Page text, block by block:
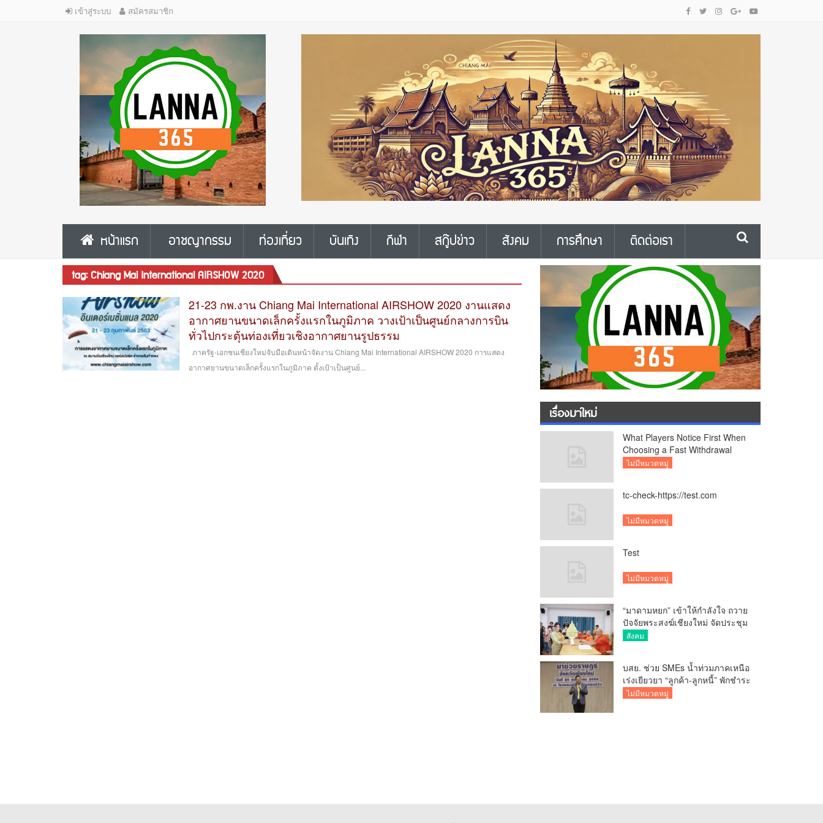
เข้าสู่ระบบ สมัครสมาชิก
หน้าแรก อาชญากรรม ท่องเที่ยว บันเทิง กีฬา สกู๊ปข่าว สังคม การศึกษา ติดต่อเรา
tag: Chiang Mai International AIRSHOW 2020
21-23 กพ.งาน Chiang Mai International AIRSHOW 2020 งานแสดง
อากาศยานขนาดเล็กครั้งแรกในภูมิภาค วางเป้าเป็นศูนย์กลางการบิน
ทั่วไปกระตุ้นท่องเที่ยวเชิงอากาศยานรูปธรรม
ภาครัฐ-เอกชนเชียงใหม่จับมือเดินหน้าจัดงาน Chiang Mai International AIRSHOW 2020 การแสดง
อากาศยานขนาดเล็กครั้งแรกในภูมิภาค ตั้งเป้าเป็นศูนย์...
เรื่องมาใหม่
What Players Notice First When
Choosing a Fast Withdrawal
Casino UK
ไม่มีหมวดหมู่
tc-check-https://test.com
ไม่มีหมวดหมู่
Test
ไม่มีหมวดหมู่
“มาดามหยก” เข้าให้กำลังใจ ถวาย
ปัจจัยพระสงฆ์เชียงใหม่ จัดประชุม
ทำบัญชีรายรับรายจ่ายของวัด กว่า
สังคม
บสย. ช่วย SMEs น้ำท่วมภาคเหนือ
เร่งเยียวยา “ลูกค้า-ลูกหนี้” พักชำระ
ค่าธรรมเนียม-ค่างวด
ไม่มีหมวดหมู่